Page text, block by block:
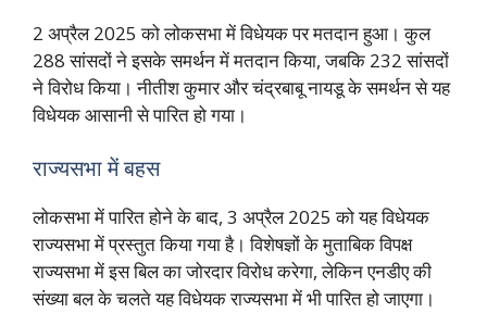
2 अप्रैल 2025 को लोकसभा में विधेयक पर मतदान हुआ। कुल
288 सांसदों ने इसके समर्थन में मतदान किया, जबकि 232 सांसदों
ने विरोध किया। नीतीश कुमार और चंद्रबाबू नायडू के समर्थन से यह
विधेयक आसानी से पारित हो गया।
राज्यसभा में बहस
लोकसभा में पारित होने के बाद, 3 अप्रैल 2025 को यह विधेयक
राज्यसभा में प्रस्तुत किया गया है। विशेषज्ञों के मुताबिक विपक्ष
राज्यसभा में इस बिल का जोरदार विरोध करेगा, लेकिन एनडीए की
संख्या बल के चलते यह विधेयक राज्यसभा में भी पारित हो जाएगा।